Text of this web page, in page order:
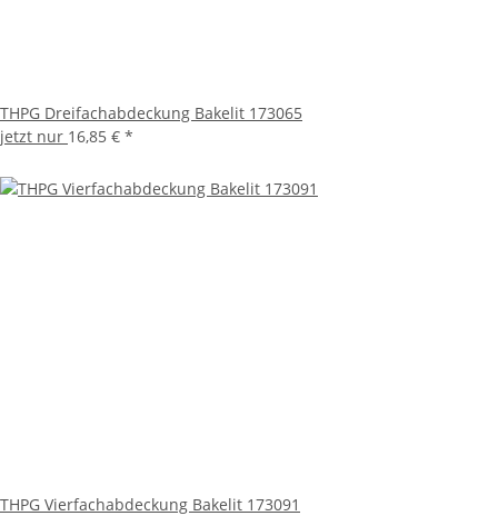
THPG Dreifachabdeckung Bakelit 173065
jetzt nur 16,85 € *
THPG Vierfachabdeckung Bakelit 173091